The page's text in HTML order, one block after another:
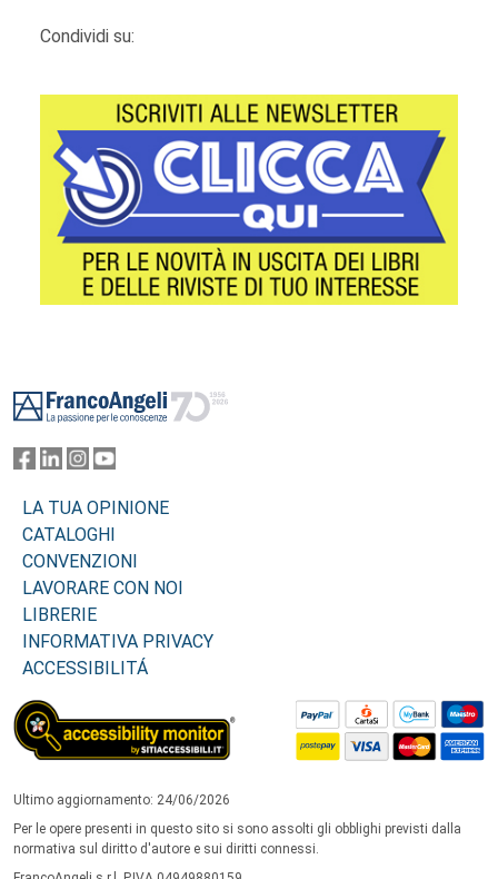
Condividi su:
LA TUA OPINIONE
CATALOGHI
CONVENZIONI
LAVORARE CON NOI
LIBRERIE
INFORMATIVA PRIVACY
ACCESSIBILITÁ
Ultimo aggiornamento: 24/06/2026
Per le opere presenti in questo sito si sono assolti gli obblighi previsti dalla
normativa sul diritto d'autore e sui diritti connessi.